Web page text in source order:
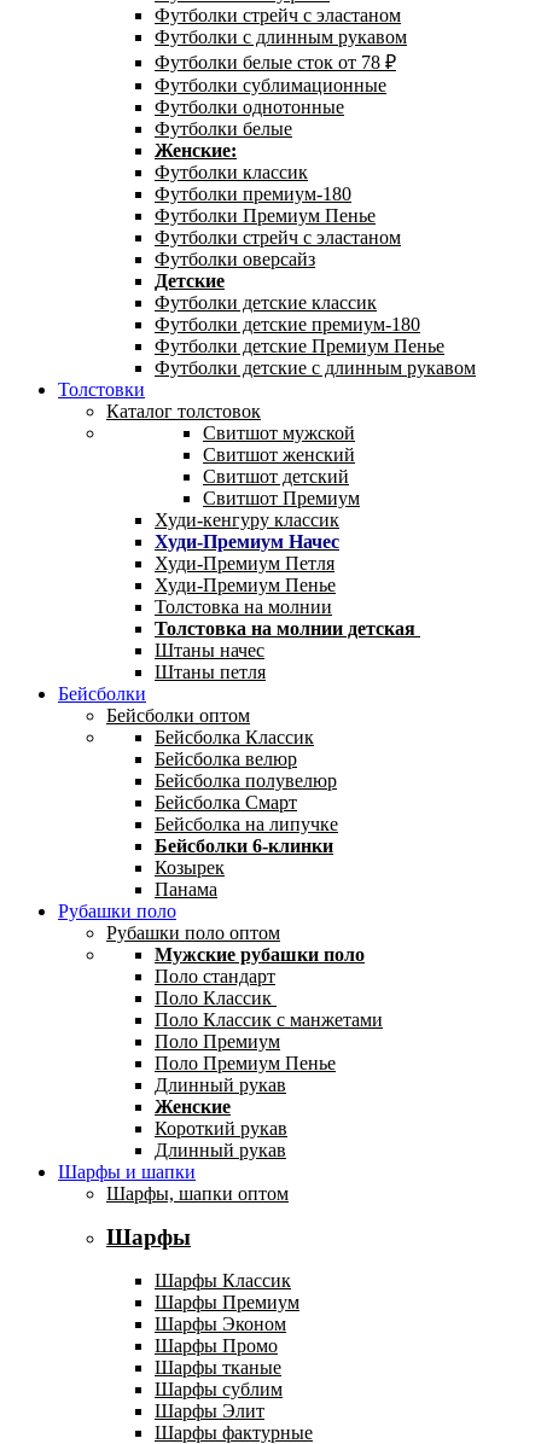
Футболки стрейч с эластаном
Футболки с длинным рукавом
Футболки белые сток от 78 ₽
Футболки сублимационные
Футболки однотонные
Футболки белые
Женские:
Футболки классик
Футболки премиум-180
Футболки Премиум Пенье
Футболки стрейч с эластаном
Футболки оверсайз
Детские
Футболки детские классик
Футболки детские премиум-180
Футболки детские Премиум Пенье
Футболки детские с длинным рукавом
Толстовки
Каталог толстовок
Свитшот мужской
Свитшот женский
Свитшот детский
Свитшот Премиум
Худи-кенгуру классик
Худи-Премиум Начес
Худи-Премиум Петля
Худи-Премиум Пенье
Толстовка на молнии
Толстовка на молнии детская
Штаны начес
Штаны петля
Бейсболки
Бейсболки оптом
Бейсболка Классик
Бейсболка велюр
Бейсболка полувелюр
Бейсболка Смарт
Бейсболка на липучке
Бейсболки 6-клинки
Козырек
Панама
Рубашки поло
Рубашки поло оптом
Мужские рубашки поло
Поло стандарт
Поло Классик
Поло Классик с манжетами
Поло Премиум
Поло Премиум Пенье
Длинный рукав
Женские
Короткий рукав
Длинный рукав
Шарфы и шапки
Шарфы, шапки оптом
Шарфы
Шарфы Классик
Шарфы Премиум
Шарфы Эконом
Шарфы Промо
Шарфы тканые
Шарфы сублим
Шарфы Элит
Шарфы фактурные